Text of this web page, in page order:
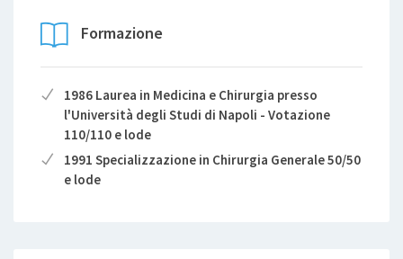
Formazione
1986 Laurea in Medicina e Chirurgia presso
l'Università degli Studi di Napoli - Votazione
110/110 e lode
1991 Specializzazione in Chirurgia Generale 50/50
e lode